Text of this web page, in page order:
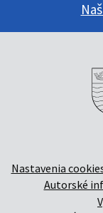
Nastavenia
Autorské